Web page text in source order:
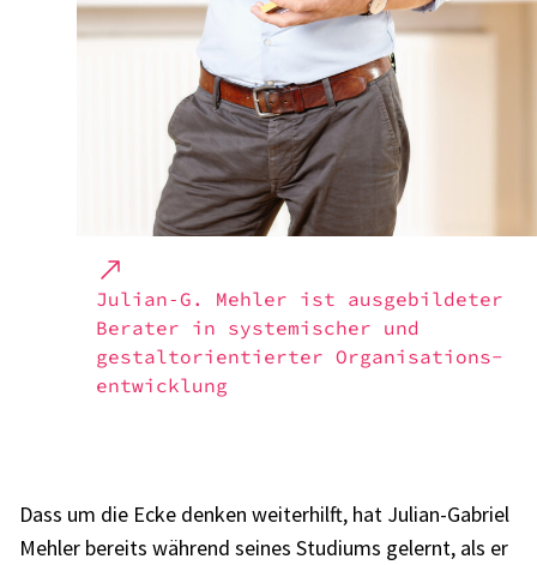
Julian‑G. Mehler ist ausge­bil­de­ter
Bera­ter in syste­mi­scher und
gestalt­ori­en­tier­ter Orga­ni­sa­ti­ons­
ent­wick­lung
Dass um die Ecke denken weiter­hilft, hat Julian-Gabriel
Mehler bereits während seines Studi­ums gelernt, als er